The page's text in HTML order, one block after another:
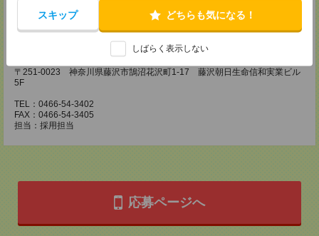
スキップ どちらも気になる！
しばらく表示しない
TEL：045-320-1901
〒251-0023 神奈川県藤沢市鵠沼花沢町1-17 藤沢朝日生命信和実業ビル
5F
TEL：0466-54-3402
FAX：0466-54-3405
担当：採用担当
応募ページへ